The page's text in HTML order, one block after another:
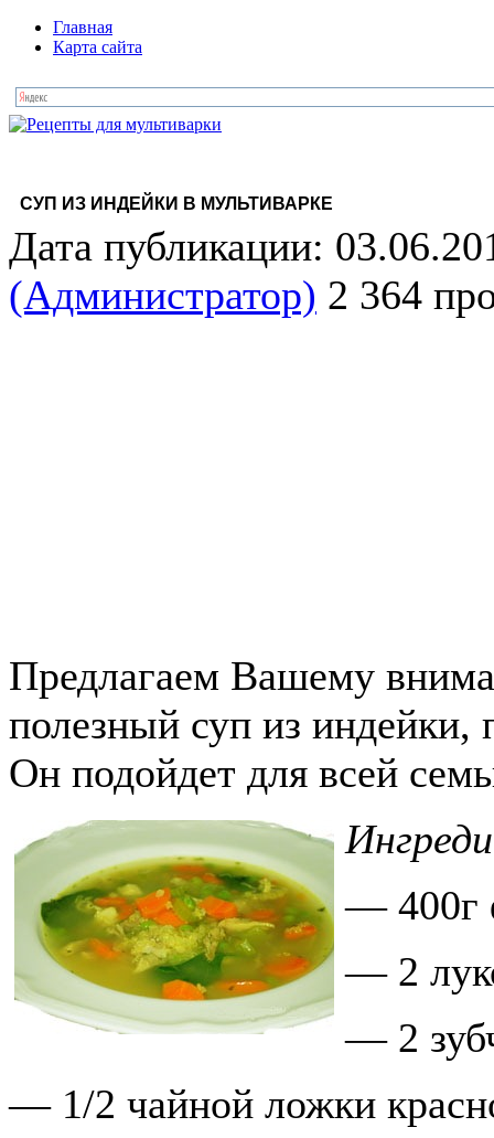
Главная
Карта сайта
СУП ИЗ ИНДЕЙКИ В МУЛЬТИВАРКЕ
Дата публикации:
(Администратор) 2 364
Предлагаем Вашему
полезный суп из индейки,
Он подойдет для всей
— 400г
— 2
— 2
— 1/2 чайной ложки